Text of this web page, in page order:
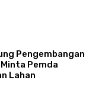
Pengembangan
Pemda
Lahan